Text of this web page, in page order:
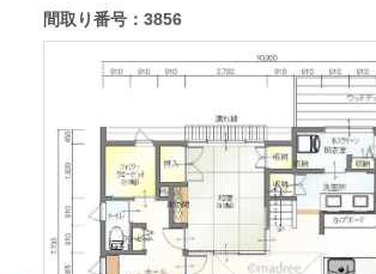
間取り番号：3856